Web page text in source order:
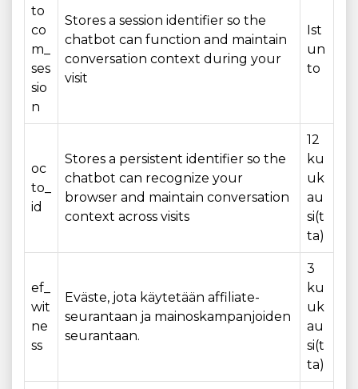
to
co
m_
ses
sio
n
Stores a session identifier so the
chatbot can function and maintain
conversation context during your
visit
Ist
un
to
oc
to_
id
Stores a persistent identifier so the
chatbot can recognize your
browser and maintain conversation
context across visits
12
ku
uk
au
si(t
ta)
ef_
wit
ne
ss
Eväste, jota käytetään affiliate-
seurantaan ja mainoskampanjoiden
seurantaan.
3
ku
uk
au
si(t
ta)